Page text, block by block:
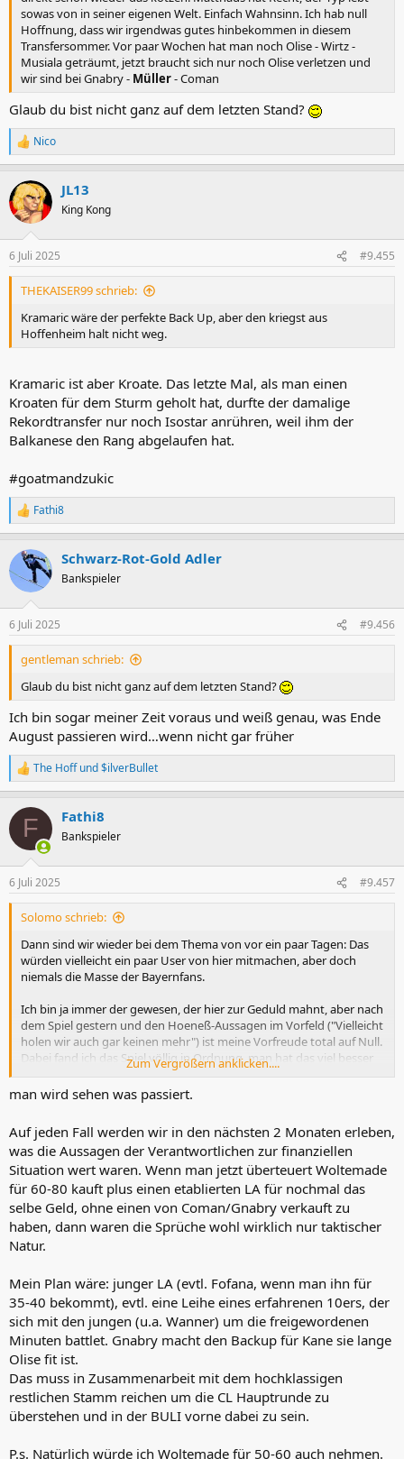
sowas von in seiner eigenen Welt. Einfach Wahnsinn. Ich hab null
Hoffnung, dass wir irgendwas gutes hinbekommen in diesem
Transfersommer. Vor paar Wochen hat man noch Olise - Wirtz -
Musiala geträumt, jetzt braucht sich nur noch Olise verletzen und
wir sind bei Gnabry - Müller- Coman
Glaub du bist nicht ganz auf dem letzten Stand?
R
e
k
t
i
e
n
Nico
JL13
King Kong
6 Juli 2025 #9.455
THEKAISER99 schrieb:
Kramaric wäre der perfekte Back Up, aber den kriegst aus
Hoffenheim halt nicht weg.
Kramaric ist aber Kroate. Das letzte Mal, als man einen
Kroaten für dem Sturm geholt hat, durfte der damalige
Rekordtransfer nur noch Isostar anrühren, weil ihm der
Balkanese den Rang abgelaufen hat.
#goatmandzukic
R
e
k
t
i
e
n
Fathi8
Schwarz-Rot-Gold Adler
Bankspieler
6 Juli 2025 #9.456
gentleman schrieb:
Glaub du bist nicht ganz auf dem letzten Stand?
Ich bin sogar meiner Zeit voraus und weiß genau, was Ende
August passieren wird…wenn nicht gar früher
R
e
k
i
e
n
The Hoffund$ilverBullet
F Fathi8
Bankspieler
6 Juli 2025 #9.457
Solomo schrieb:
Dann sind wir wieder bei dem Thema von vor ein paar Tagen: Das
würden vielleicht ein paar User von hier mitmachen, aber doch
niemals die Masse der Bayernfans.
Ich bin ja immer der gewesen, der hier zur Geduld mahnt, aber nach
dem Spiel gestern und den Hoeneß-Aussagen im Vorfeld ("Vielleicht
holen wir auch gar keinen mehr") ist meine Vorfreude total auf Null.
Dabei fand ich das Spiel völlig in Ordnung, man hat das viel besser
gelöst, als ich erwartet hatte.
Nur ist jetzt Musiala lange verletzt und ich kann Gnabry und Coman
Chancen werden können, aber er verbockt den Pass total. Dazu
sehr gebremster Elan gegen den Ball. Mehr war da nicht. Coman
hatte gefühlt 20 mal die Möglichkeit, am Flügel zur Grundlinie zu
gehen und macht es genau zweimal, wo er dann, oh Wunder, nicht
gehalten werden kann. Er hat allerdings stark nach hinten
gearbeitet.
Man braucht jetzt zwei gute Transfers für die Offensive, ansonsten
durchmogeln"-Saison, wo man dann nach "dem besten
Trainingslager aller Zeiten" in der Rückrunde zwischen "Jetzt starten
wir die Serie!" und "Wir müssen jetzt eine Serie starten!" pendelt.
Man kann doch auch Spielern wie Kane oder Kimmich nicht
verkaufen, dass man die Saison verschenkt. Das einzige Glück
könnte sein, dass ich stand jetzt keinen konstanten Konkurrenten
in der Liga sehe. Sané, Müller und Musiala fehlen, da müssen
einfach zwei neue her.
Talenten reden, aber bitte nur mit voller Rückendeckung. Wenn
Zum Vergrößern anklicken....
man wird sehen was passiert.
Auf jeden Fall werden wir in den nächsten 2 Monaten erleben,
was die Aussagen der Verantwortlichen zur finanziellen
Situation wert waren. Wenn man jetzt überteuert Woltemade
für 60-80 kauft plus einen etablierten LA für nochmal das
selbe Geld, ohne einen von Coman/Gnabry verkauft zu
haben, dann waren die Sprüche wohl wirklich nur taktischer
Natur.
Mein Plan wäre: junger LA (evtl. Fofana, wenn man ihn für
35-40 bekommt), evtl. eine Leihe eines erfahrenen 10ers, der
sich mit den jungen (u.a. Wanner) um die freigewordenen
Minuten battlet. Gnabry macht den Backup für Kane sie lange
Olise fit ist.
Das muss in Zusammenarbeit mit dem hochklassigen
restlichen Stamm reichen um die CL Hauptrunde zu
überstehen und in der BULI vorne dabei zu sein.
P.s. Natürlich würde ich Woltemade für 50-60 auch nehmen.